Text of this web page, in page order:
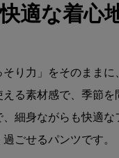
適な着心
そり力」をそのまま
える素材感で、季節
細身ながらも快適
ごせるパンツです。